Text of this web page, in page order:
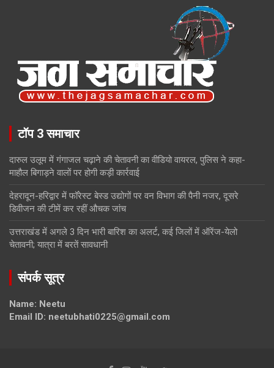
टॉप 3 समाचार
दारुल उलूम में गंगाजल चढ़ाने की चेतावनी का वीडियो वायरल, पुलिस ने कहा-
माहौल बिगाड़ने वालों पर होगी कड़ी कार्रवाई
देहरादून-हरिद्वार में फॉरेस्ट बेस्ड उद्योगों पर वन विभाग की पैनी नजर, दूसरे
डिवीजन की टीमें कर रहीं औचक जांच
उत्तराखंड में अगले 3 दिन भारी बारिश का अलर्ट, कई जिलों में ऑरेंज-येलो
चेतावनी; यात्रा में बरतें सावधानी
संपर्क सूत्र
Name: Neetu
Email ID: neetubhati0225@gmail.com